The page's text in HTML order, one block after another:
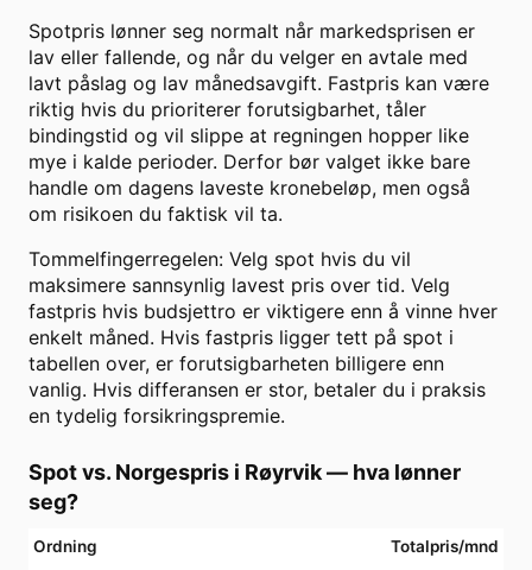
Spotpris lønner seg normalt når markedsprisen er
lav eller fallende, og når du velger en avtale med
lavt påslag og lav månedsavgift. Fastpris kan være
riktig hvis du prioriterer forutsigbarhet, tåler
bindingstid og vil slippe at regningen hopper like
mye i kalde perioder. Derfor bør valget ikke bare
handle om dagens laveste kronebeløp, men også
om risikoen du faktisk vil ta.
Tommelfingerregelen: Velg spot hvis du vil
maksimere sannsynlig lavest pris over tid. Velg
fastpris hvis budsjettro er viktigere enn å vinne hver
enkelt måned. Hvis fastpris ligger tett på spot i
tabellen over, er forutsigbarheten billigere enn
vanlig. Hvis differansen er stor, betaler du i praksis
en tydelig forsikringspremie.
Spot vs. Norgespris i Røyrvik— hva lønner
seg?
Ordning Totalpris/mnd